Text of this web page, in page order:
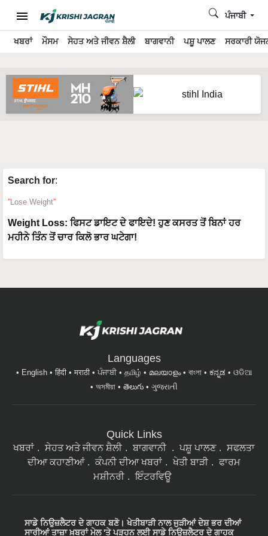
ਖਬਰਾਂ ਮੌਸਮ ਸੇਹਤ ਅਤੇ ਜੀਵਨ ਸ਼ੈਲੀ ਬਾਗਵਾਨੀ ਪਸ਼ੂ ਪਾਲਣ ਸਰਕਾਰੀ
ਪੰਜਾਬੀ
Search for:
Lose Weight
Weight Loss: ਫਿਸਟ ਡਾਇਟ ਦੇ ਫਾਇਦੇ! ਹੁਣ ਕਸਰਤ ਤੋਂ ਬਿਨਾਂ ਹਰ
ਮਹੀਨੇ ਤਿੰਨ ਤੋਂ ਚਾਰ ਕਿਲੋ ਭਾਰ ਘਟੇਗਾ!
Languages
English हिंदी मराठी ਪੰਜਾਬੀ தமிழ் മലയാളം বাংলা ಕನ್ನಡ
ଓଡିଆ
অসমীয়া
తెలుగు ગુજરાતી
Quick Links
ਖਬਰਾਂ ਸੇਹਤ ਅਤੇ ਜੀਵਨ ਸ਼ੈਲੀ ਬਾਗਵਾਨੀ ਪਸ਼ੂ ਪਾਲਣ
ਸਫਲਤਾ
ਦੀਆ ਕਹਾਣੀਆਂ
ਕੰਪਨੀ ਦੀਆ ਖਬਰਾਂ ਖੇਤੀ ਬਾੜੀ
ਫਾਰਮ
ਮਸ਼ੀਨਰੀ
ਇੰਟਰਵਿਊ
ਸਾਡੇ ਨਿਉਜ਼ਲੈਟਰ ਦੇ ਗਾਹਕ ਬਣੋ। ਖੇਤੀਬਾੜੀ ਨਾਲ ਜੁੜੀਆਂ ਦੇਸ਼ ਭਰ ਦੀਆਂ
ਸਾਰੀਆਂ ਤਾਜ਼ਾ ਖ਼ਬਰਾਂ ਮੇਲ 'ਤੇ ਪੜ੍ਹਨ ਲਈ ਸਾਡੇ ਨਿਉਜ਼ਲੈਟਰ ਦੇ ਗਾਹਕ